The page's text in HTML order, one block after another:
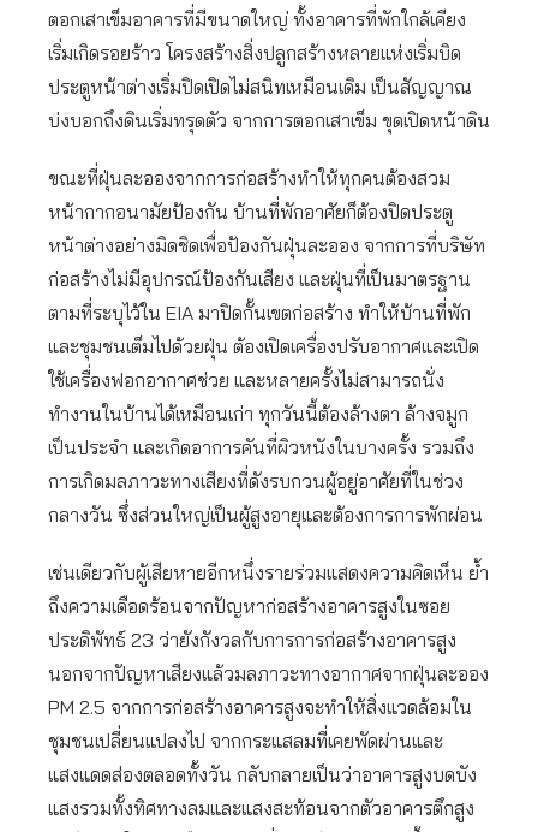
ตอกเสาเข็มอาคารที่มีขนาดใหญ่ ทั้งอาคารที่พักใกล้เคียง
เริ่มเกิดรอยร้าว โครงสร้างสิ่งปลูกสร้างหลายแห่งเริ่มบิด
ประตูหน้าต่างเริ่มปิดเปิดไม่สนิทเหมือนเดิม เป็นสัญญาณ
บ่งบอกถึงดินเริ่มทรุดตัว จากการตอกเสาเข็ม ขุดเปิดหน้าดิน
ขณะที่ฝุ่นละอองจากการก่อสร้างทำให้ทุกคนต้องสวม
หน้ากากอนามัยป้องกัน บ้านที่พักอาศัยก็ต้องปิดประตู
หน้าต่างอย่างมิดชิดเพื่อป้องกันฝุ่นละออง จากการที่บริษัท
ก่อสร้างไม่มีอุปกรณ์ป้องกันเสียง และฝุ่นที่เป็นมาตรฐาน
ตามที่ระบุไว้ใน EIA มาปิดกั้นเขตก่อสร้าง ทำให้บ้านที่พัก
และชุมชนเต็มไปด้วยฝุ่น ต้องเปิดเครื่องปรับอากาศและเปิด
ใช้เครื่องฟอกอากาศช่วย และหลายครั้งไม่สามารถนั่ง
ทำงานในบ้านได้เหมือนเก่า ทุกวันนี้ต้องล้างตา ล้างจมูก
เป็นประจำ และเกิดอาการคันที่ผิวหนังในบางครั้ง รวมถึง
การเกิดมลภาวะทางเสียงที่ดังรบกวนผู้อยู่อาศัยที่ในช่วง
กลางวัน ซึ่งส่วนใหญ่เป็นผู้สูงอายุและต้องการการพักผ่อน
เช่นเดียวกับผู้เสียหายอีกหนึ่งรายร่วมแสดงความคิดเห็น ย้ำ
ถึงความเดือดร้อนจากปัญหาก่อสร้างอาคารสูงในซอย
ประดิพัทธ์ 23 ว่ายังกังวลกับการการก่อสร้างอาคารสูง
นอกจากปัญหาเสียงแล้วมลภาวะทางอากาศจากฝุ่นละออง
PM 2.5 จากการก่อสร้างอาคารสูงจะทำให้สิ่งแวดล้อมใน
ชุมชนเปลี่ยนแปลงไป จากกระแสลมที่เคยพัดผ่านและ
แสงแดดส่องตลอดทั้งวัน กลับกลายเป็นว่าอาคารสูงบดบัง
แสงรวมทั้งทิศทางลมและแสงสะท้อนจากตัวอาคารตึกสูง